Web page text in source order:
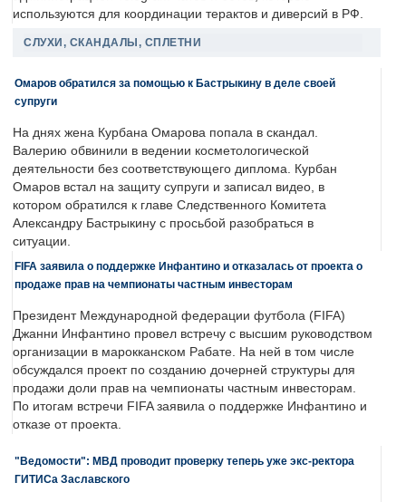
используются для координации терактов и диверсий в РФ.
СЛУХИ, СКАНДАЛЫ, СПЛЕТНИ
Омаров обратился за помощью к Бастрыкину в деле своей
супруги
На днях жена Курбана Омарова попала в скандал.
Валерию обвинили в ведении косметологической
деятельности без соответствующего диплома. Курбан
Омаров встал на защиту супруги и записал видео, в
котором обратился к главе Следственного Комитета
Александру Бастрыкину с просьбой разобраться в
ситуации.
FIFA заявила о поддержке Инфантино и отказалась от проекта о
продаже прав на чемпионаты частным инвесторам
Президент Международной федерации футбола (FIFA)
Джанни Инфантино провел встречу с высшим руководством
организации в марокканском Рабате. На ней в том числе
обсуждался проект по созданию дочерней структуры для
продажи доли прав на чемпионаты частным инвесторам.
По итогам встречи FIFA заявила о поддержке Инфантино и
отказе от проекта.
"Ведомости": МВД проводит проверку теперь уже экс-ректора
ГИТИСа Заславского